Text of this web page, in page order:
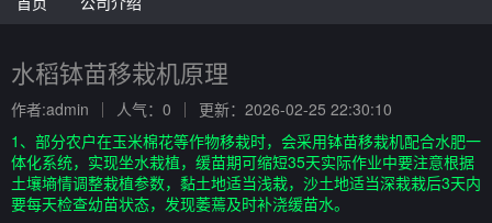
水稻钵苗移栽机原理
作者:admin 人气：0
更新：2026-02-25 22:30:10
1、部分农户在玉米棉花等作物移栽时，会采用钵苗移栽机配合水肥一
体化系统，实现坐水栽植，缓苗期可缩短35天实际作业中要注意根据
土壤墒情调整栽植参数，黏土地适当浅栽，沙土地适当深栽栽后3天内
要每天检查幼苗状态，发现萎蔫及时补浇缓苗水。